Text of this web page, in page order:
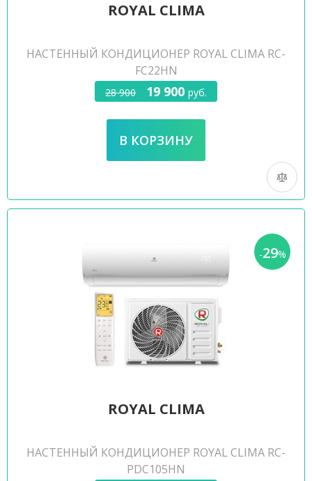
ROYAL CLIMA
НАСТЕННЫЙ КОНДИЦИОНЕР ROYAL CLIMA RC-
FC22HN
28 900 19 900 руб.
-29%
ROYAL CLIMA
НАСТЕННЫЙ КОНДИЦИОНЕР ROYAL CLIMA RC-
PDC105HN